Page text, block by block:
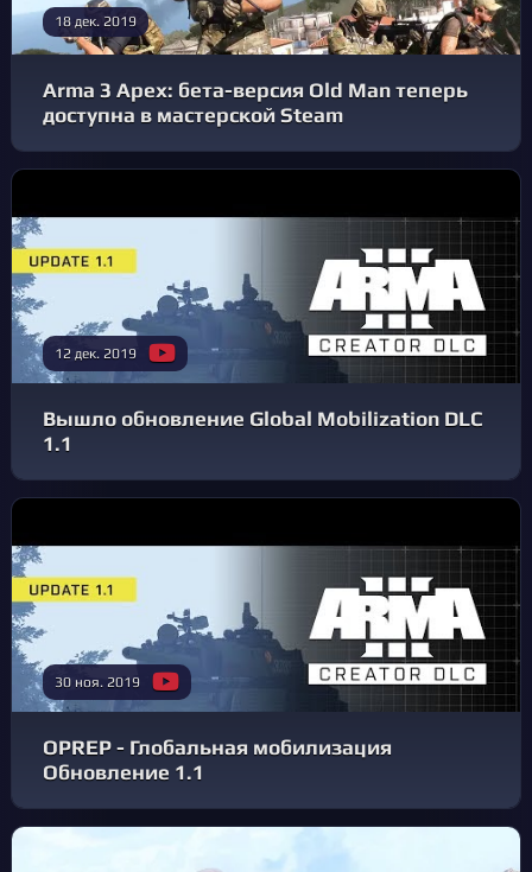
18 дек. 2019
Arma 3 Apex: бета-версия Old Man теперь
доступна в мастерской Steam
12 дек. 2019
Вышло обновление Global Mobilization DLC
1.1
30 ноя. 2019
OPREP - Глобальная мобилизация
Обновление 1.1